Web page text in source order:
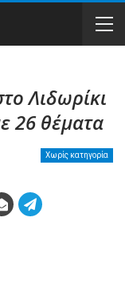
Λιδωρίκι
26 θέματα
Χωρίς κατηγορία